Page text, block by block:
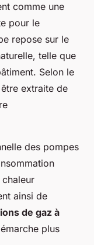
comme une
pour le
repose sur le
telle que
Selon le
extraite de
des pompes
ainsi de
de gaz à
plus